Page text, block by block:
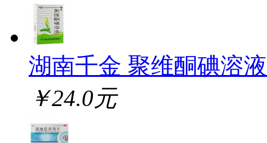
湖南千金 聚维酮碘溶液
￥24.0元